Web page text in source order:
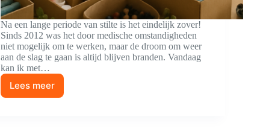
Na een lange periode van stilte is het eindelijk zover!
Sinds 2012 was het door medische omstandigheden
niet mogelijk om te werken, maar de droom om weer
aan de slag te gaan is altijd blijven branden. Vandaag
kan ik met…
Lees meer
Het